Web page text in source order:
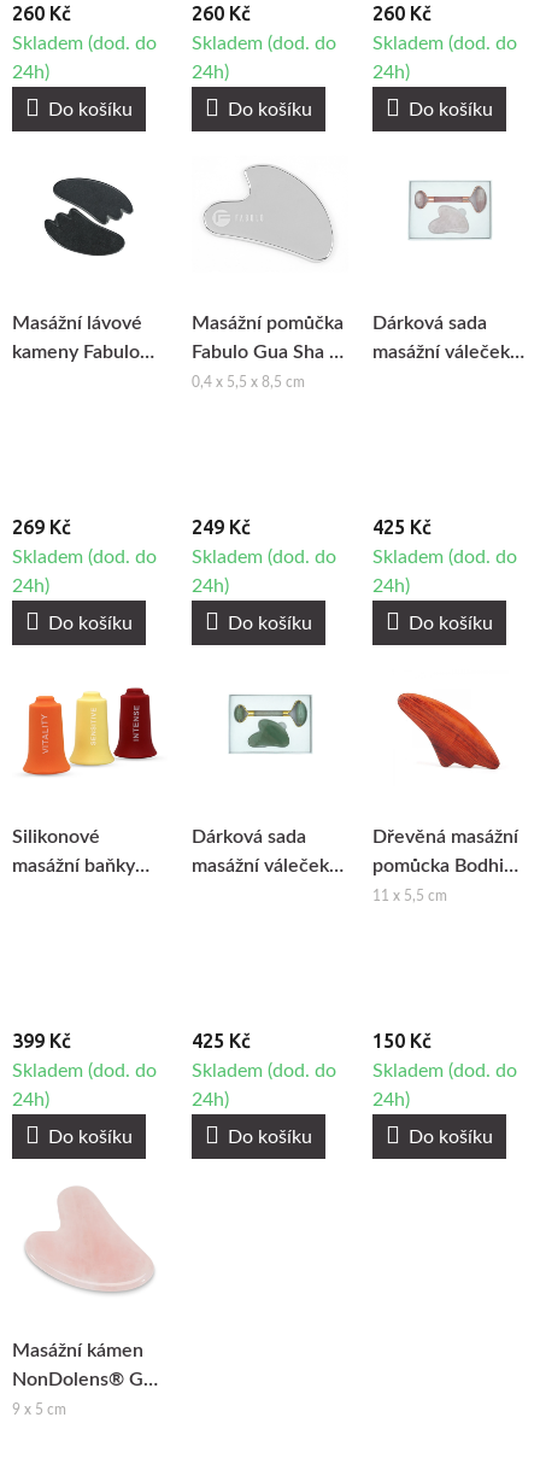
260 Kč
Skladem (dod. do
24h)
Do košíku
260 Kč
Skladem (dod. do
24h)
Do košíku
260 Kč
Skladem (dod. do
24h)
Do košíku
Masážní lávové
kameny Fabulo
269 Kč
Skladem (dod. do
24h)
Do košíku
Masážní pomůčka
Fabulo Gua Sha z
nerezavějící oceli
0,4 x 5,5 x 8,5 cm
249 Kč
Skladem (dod. do
24h)
Do košíku
Dárková sada
masážní váleček
425 Kč
Skladem (dod. do
24h)
Do košíku
Silikonové
masážní baňky
399 Kč
Skladem (dod. do
24h)
Do košíku
Dárková sada
masážní váleček
425 Kč
Skladem (dod. do
24h)
Do košíku
Dřevěná masážní
pomůcka Bodhi
Gua Sha
11 x 5,5 cm
150 Kč
Skladem (dod. do
24h)
Do košíku
Masážní kámen
NonDolens® Gua
Sha srdce -
9 x 5 cm